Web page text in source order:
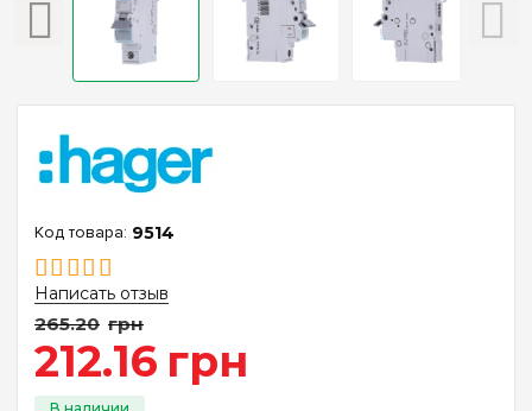
9514
Написать отзыв
265.20 грн
212.16 грн